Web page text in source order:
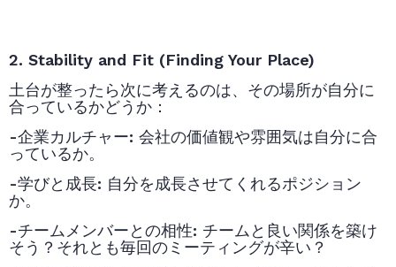
2. Stability and Fit (Finding Your Place)
土台が整ったら次に考えるのは、その場所が自分に
合っているかどうか：
-企業カルチャー: 会社の価値観や雰囲気は自分に合
っているか。
-学びと成長: 自分を成長させてくれるポジション
か。
-チームメンバーとの相性: チームと良い関係を築け
そう？それとも毎回のミーティングが辛い？